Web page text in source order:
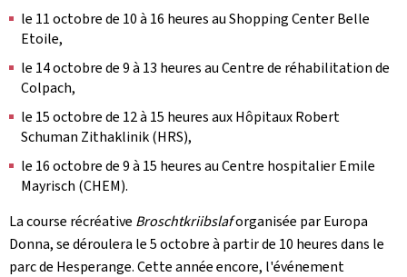
le 11 octobre de 10 à 16 heures au Shopping Center Belle
Etoile,
le 14 octobre de 9 à 13 heures au Centre de réhabilitation de
Colpach,
le 15 octobre de 12 à 15 heures aux Hôpitaux Robert
Schuman Zithaklinik (HRS),
le 16 octobre de 9 à 15 heures au Centre hospitalier Emile
Mayrisch (CHEM).
La course récréative Broschtkriibslaforganisée par Europa
Donna, se déroulera le 5 octobre à partir de 10 heures dans le
parc de Hesperange. Cette année encore, l'événement